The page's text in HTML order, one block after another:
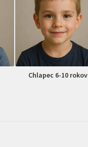
Chlapec 6-10 rokov